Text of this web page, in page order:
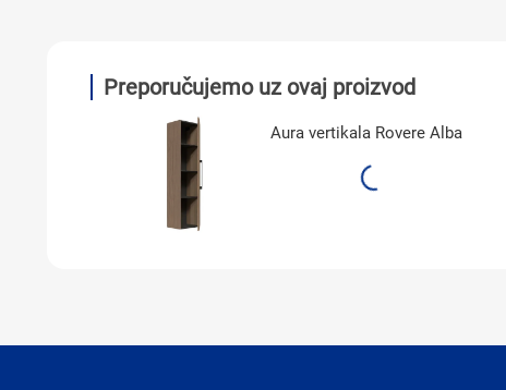
Preporučujemo uz ovaj proizvod
Aura vertikala Rovere Alba